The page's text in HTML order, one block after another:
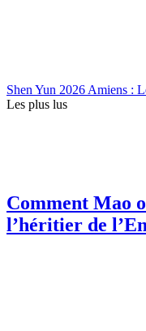
Shen Yun 2026 Amiens :
Les plus lus
Comment Mao
l’héritier de